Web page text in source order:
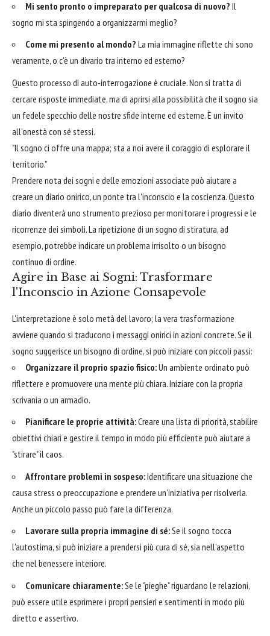
Mi sento pronto o impreparato per qualcosa di nuovo? Il
sogno mi sta spingendo a organizzarmi meglio?
Come mi presento al mondo? La mia immagine riflette chi sono
veramente, o c'è un divario tra interno ed esterno?
Questo processo di auto-interrogazione è cruciale. Non si tratta di
cercare risposte immediate, ma di aprirsi alla possibilità che il sogno sia
un fedele specchio delle nostre sfide interne ed esterne. È un invito
all'onestà con sé stessi.
"Il sogno ci offre una mappa; sta a noi avere il coraggio di esplorare il
territorio."
Prendere nota dei sogni e delle emozioni associate può aiutare a
creare un diario onirico, un ponte tra l'inconscio e la coscienza. Questo
diario diventerà uno strumento prezioso per monitorare i progressi e le
ricorrenze dei simboli. La ripetizione di un sogno di stiratura, ad
esempio, potrebbe indicare un problema irrisolto o un bisogno
continuo di ordine.
Agire in Base ai Sogni: Trasformare
l'Inconscio in Azione Consapevole
L'interpretazione è solo metà del lavoro; la vera trasformazione
avviene quando si traducono i messaggi onirici in azioni concrete. Se il
sogno suggerisce un bisogno di ordine, si può iniziare con piccoli passi:
Organizzare il proprio spazio fisico:Un ambiente ordinato può
riflettere e promuovere una mente più chiara. Iniziare con la propria
scrivania o un armadio.
Pianificare le proprie attività:Creare una lista di priorità, stabilire
obiettivi chiari e gestire il tempo in modo più efficiente può aiutare a
"stirare" il caos.
Affrontare problemi in sospeso:Identificare una situazione che
causa stress o preoccupazione e prendere un'iniziativa per risolverla.
Anche un piccolo passo può fare la differenza.
Lavorare sulla propria immagine di sé:Se il sogno tocca
l'autostima, si può iniziare a prendersi più cura di sé, sia nell'aspetto
che nel benessere interiore.
Comunicare chiaramente:Se le "pieghe" riguardano le relazioni,
può essere utile esprimere i propri pensieri e sentimenti in modo più
diretto e assertivo.